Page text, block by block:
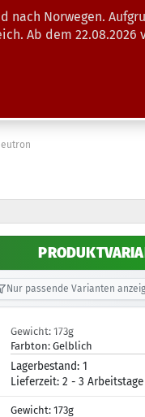
Norwegen.
Ab dem
Nur passende Varianten
Gewicht: 173g
Farbton: Gelblich
Lagerbestand: 1
Lieferzeit: 2 - 3 Arbeitstage
Gewicht: 173g